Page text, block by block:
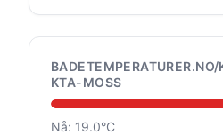
KTA-MOSS
Nå: 19.0°C